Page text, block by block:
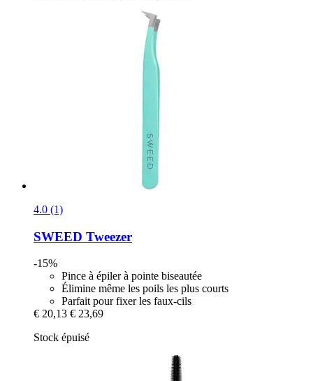
4.0 (1)
SWEED Tweezer
-15%
Pince à épiler à pointe biseautée
Élimine même les poils les plus courts
Parfait pour fixer les faux-cils
€ 20,13 € 23,69
Stock épuisé